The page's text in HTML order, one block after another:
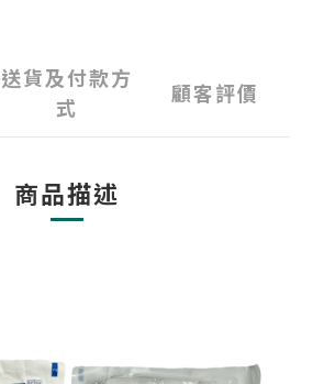
送貨及付款方
式
顧客評價
商品描述